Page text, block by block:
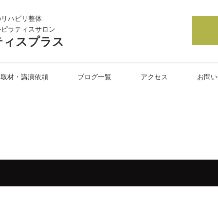
ハビリ整体
ピラティスサロン
ィスプラス
取材・講演依頼 ブログ一覧 アクセス お問